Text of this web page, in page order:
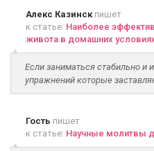
Алекс Казинскпишет
к статье: Наиболее
живота в домашних
Если заниматься стабильно и
упражнений которые
Гость пишет
к статье: Научные молитвы